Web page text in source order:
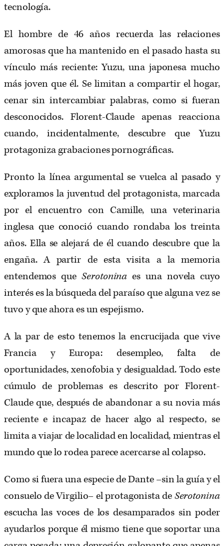
tecnología.
El hombre de 46 años recuerda las relaciones
amorosas que ha mantenido en el pasado hasta su
vínculo más reciente: Yuzu, una japonesa mucho
más joven que él. Se limitan a compartir el hogar,
cenar sin intercambiar palabras, como si fueran
desconocidos. Florent-Claude apenas reacciona
cuando, incidentalmente, descubre que Yuzu
protagoniza grabaciones pornográficas.
Pronto la línea argumental se vuelca al pasado y
exploramos la juventud del protagonista, marcada
por el encuentro con Camille, una veterinaria
inglesa que conoció cuando rondaba los treinta
años. Ella se alejará de él cuando descubre que la
engaña. A partir de esta visita a la memoria
entendemos que Serotonina es una novela cuyo
interés es la búsqueda del paraíso que alguna vez se
tuvo y que ahora es un espejismo.
A la par de esto tenemos la encrucijada que vive
Francia y Europa: desempleo, falta de
oportunidades, xenofobia y desigualdad. Todo este
cúmulo de problemas es descrito por Florent-
Claude que, después de abandonar a su novia más
reciente e incapaz de hacer algo al respecto, se
limita a viajar de localidad en localidad, mientras el
mundo que lo rodea parece acercarse al colapso.
Como si fuera una especie de Dante –sin la guía y el
consuelo de Virgilio– el protagonista deSerotonina
escucha las voces de los desamparados sin poder
ayudarlos porque él mismo tiene que soportar una